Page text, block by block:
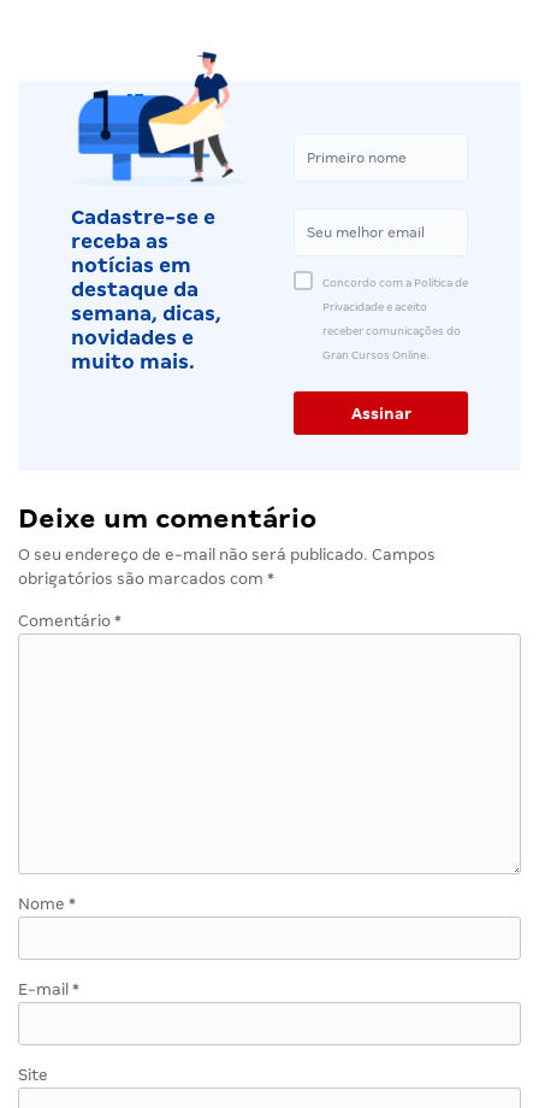
Cadastre-se e
receba as
notícias em
destaque da
semana, dicas,
novidades e
muito mais.
Concordo com a Política de
Privacidade e aceito
receber comunicações do
Gran Cursos Online.
Deixe um comentário
O seu endereço de e-mail não será publicado. Campos
obrigatórios são marcados com *
Comentário *
Nome *
E-mail *
Site